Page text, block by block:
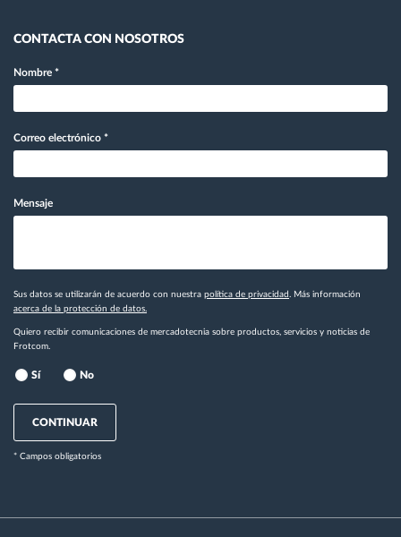
CONTACTA CON NOSOTROS
Nombre *
Correo electrónico *
Mensaje
Sus datos se utilizarán de acuerdo con nuestra política de privacidad
. Más información
acerca de la protección de datos.
Quiero recibir comunicaciones de mercadotecnia sobre productos, servicios y noticias de
Frotcom.
Sí No
CONTINUAR
* Campos obligatorios